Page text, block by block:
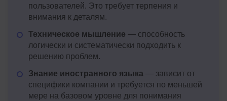
пользователей. Это требует терпения и
внимания к деталям.
Техническое мышление — способность
логически и систематически подходить к
решению проблем.
Знание иностранного языка — зависит от
специфики компании и требуется по меньшей
мере на базовом уровне для понимания